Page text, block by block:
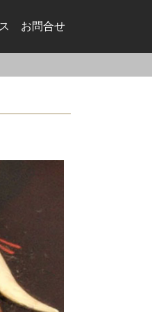
お問合せ